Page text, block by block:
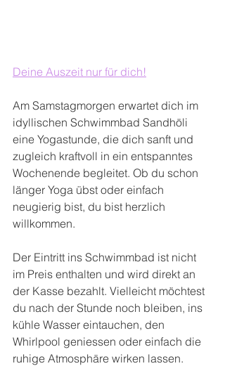
Deine Auszeit nur für dich!
Am Samstagmorgen erwartet dich im
idyllischen Schwimmbad Sandhöli
eine Yogastunde, die dich sanft und
zugleich kraftvoll in ein entspanntes
Wochenende begleitet. Ob du schon
länger Yoga übst oder einfach
neugierig bist, du bist herzlich
willkommen.
Der Eintritt ins Schwimmbad ist nicht
im Preis enthalten und wird direkt an
der Kasse bezahlt. Vielleicht möchtest
du nach der Stunde noch bleiben, ins
kühle Wasser eintauchen, den
Whirlpool geniessen oder einfach die
ruhige Atmosphäre wirken lassen.